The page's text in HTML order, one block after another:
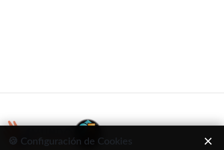
🍪 Configuración de Cookies ×